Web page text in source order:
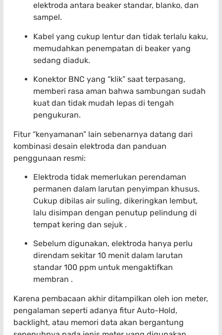
elektroda antara beaker standar, blanko, dan
sampel.
Kabel yang cukup lentur dan tidak terlalu kaku,
memudahkan penempatan di beaker yang
sedang diaduk.
Konektor BNC yang “klik” saat terpasang,
memberi rasa aman bahwa sambungan sudah
kuat dan tidak mudah lepas di tengah
pengukuran.
Fitur “kenyamanan” lain sebenarnya datang dari
kombinasi desain elektroda dan panduan
penggunaan resmi:
Elektroda tidak memerlukan perendaman
permanen dalam larutan penyimpan khusus.
Cukup dibilas air suling, dikeringkan lembut,
lalu disimpan dengan penutup pelindung di
tempat kering dan sejuk .
Sebelum digunakan, elektroda hanya perlu
direndam sekitar 10 menit dalam larutan
standar 100 ppm untuk mengaktifkan
membran .
Karena pembacaan akhir ditampilkan oleh ion meter,
pengalaman seperti adanya fitur Auto-Hold,
backlight, atau memori data akan bergantung